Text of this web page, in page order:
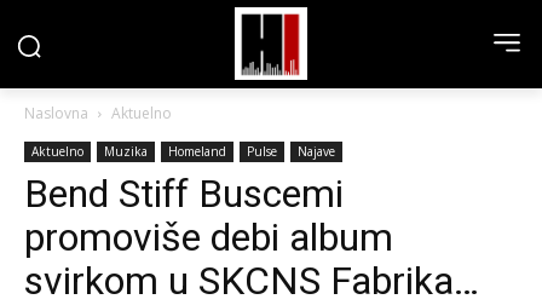
Naslovna Aktuelno
Aktuelno Muzika Homeland Pulse Najave
Bend Stiff Buscemi
promoviše debi album
svirkom u SKCNS Fabrika…